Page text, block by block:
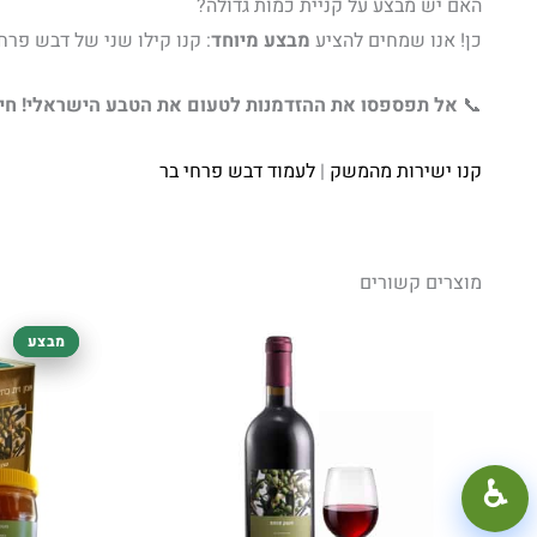
כן! אנו שמחים להציע מבצע מיוחד: קנו קילו שני של דבש פרחי בר ב-35 ש”ח בלבד, בנוסף למחיר המיוחד של 95 ש”ח על הקילו הראשון. זו ההזדמנות שלכם
📞 אל תפספסו את ההזדמנות לטעום את הטבע הישראלי!
קנו ישירות מהמשק | לעמוד דבש פרחי בר
מוצרים קשורים
מבצע
מבצע
קונטרסט גבוה ♿︎